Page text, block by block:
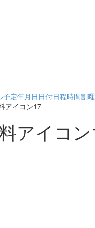
予定年月日 日付日程時間割
アイコン17
アイコ